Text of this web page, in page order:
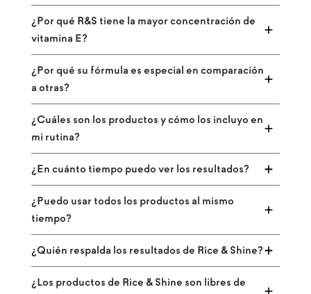
¿Por qué R&S tiene la mayor concentración de
vitamina E?
¿Por qué su fórmula es especial en comparación
a otras?
¿Cuáles son los productos y cómo los incluyo en
mi rutina?
¿En cuánto tiempo puedo ver los resultados?
¿Puedo usar todos los productos al mismo
tiempo?
¿Quién respalda los resultados de Rice & Shine?
¿Los productos de Rice & Shine son libres de